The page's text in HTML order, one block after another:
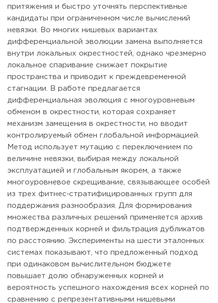
притяжения и быстро уточнять перспективные
кандидаты при ограниченном числе вычислений
невязки. Во многих нишевых вариантах
дифференциальной эволюции замена выполняется
внутри локальных окрестностей, однако чрезмерно
локальное спаривание снижает покрытие
пространства и приводит к преждевременной
стагнации. В работе предлагается
дифференциальная эволюция с многоуровневым
обменом в окрестности, которая сохраняет
механизм замещения в окрестности, но вводит
контролируемый обмен глобальной информацией.
Метод использует мутацию с переключением по
величине невязки, выбирая между локальной
эксплуатацией и глобальным якорем, а также
многоуровневое скрещивание, связывающее особей
из трех фитнес‑стратифицированных групп для
поддержания разнообразия. Для формирования
множества различных решений применяется архив
подтвержденных корней и фильтрация дубликатов
по расстоянию. Эксперименты на шести эталонных
системах показывают, что предложенный подход
при одинаковом вычислительном бюджете
повышает долю обнаруженных корней и
вероятность успешного нахождения всех корней по
сравнению с репрезентативными нишевыми